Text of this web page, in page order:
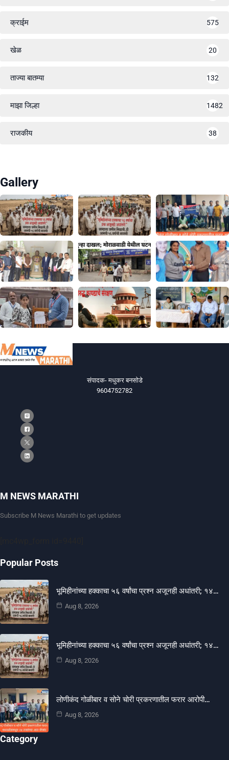
क्राईम 575
खेळ 20
ताज्या बातम्या 132
माझा जिल्हा 1482
राजकीय 38
Gallery
संपादक- मधुकर बनसोडे
9604752782
M NEWS MARATHI
Subscribe M News Marathi to get updates
Popular Posts
भूमिहीनांच्या हक्काचा ५६ वर्षांचा प्रश्न अजूनही अधांतरी; १४…
Aug 8, 2026
भूमिहीनांच्या हक्काचा ५६ वर्षांचा प्रश्न अजूनही अधांतरी; १४…
Aug 8, 2026
लोणीकंद गोळीबार व सोने चोरी प्रकरणातील फरार आरोपी…
Aug 8, 2026
Category